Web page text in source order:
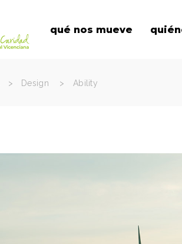
qué nos mueve
> Design > Ability